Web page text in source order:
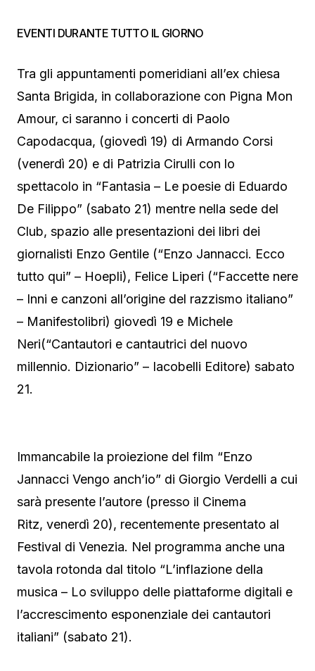
EVENTI DURANTE TUTTO IL GIORNO
Tra gli appuntamenti pomeridiani all’ex chiesa
Santa Brigida, in collaborazione con Pigna Mon
Amour, ci saranno i concerti di Paolo
Capodacqua, (giovedì 19) di Armando Corsi
(venerdì 20) e di Patrizia Cirulli con lo
spettacolo in “Fantasia – Le poesie di Eduardo
De Filippo” (sabato 21) mentre nella sede del
Club, spazio alle presentazioni dei libri dei
giornalisti Enzo Gentile (“Enzo Jannacci. Ecco
tutto qui” – Hoepli), Felice Liperi (“Faccette nere
– Inni e canzoni all’origine del razzismo italiano”
– Manifestolibri) giovedì 19 e Michele
Neri(“Cantautori e cantautrici del nuovo
millennio. Dizionario” – Iacobelli Editore) sabato
21.
Immancabile la proiezione del film “Enzo
Jannacci Vengo anch’io” di Giorgio Verdelli a cui
sarà presente l’autore (presso il Cinema
Ritz, venerdì 20), recentemente presentato al
Festival di Venezia. Nel programma anche una
tavola rotonda dal titolo “L’inflazione della
musica – Lo sviluppo delle piattaforme digitali e
l’accrescimento esponenziale dei cantautori
italiani” (sabato 21).